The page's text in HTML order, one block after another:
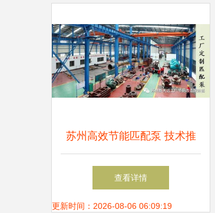
苏州高效节能匹配泵 技术推
广与应用前景
查看详情
更新时间：2026-08-06 06:09:19